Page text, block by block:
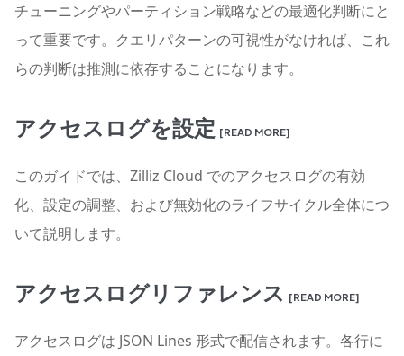
チューニングやパーティション戦略などの最適化判断にと
って重要です。クエリパターンの可視性がなければ、これ
らの判断は推測に依存することになります。
アクセスログを設定 [READ MORE]
このガイドでは、Zilliz Cloud でのアクセスログの有効
化、設定の調整、および無効化のライフサイクル全体につ
いて説明します。
アクセスログリファレンス [READ MORE]
アクセスログは JSON Lines 形式で配信されます。各行に